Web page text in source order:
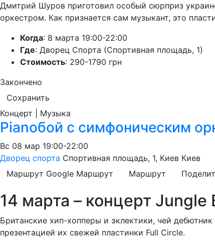
Дмитрий Шуров приготовил особый сюрприз
оркестром. Как признается сам музыкант, это
Когда: 8 марта 19:00-22:00
Где: Дворец Спорта (Спортивная площадь, 1)
Стоимость: 290-1790 грн
Закончено
Сохранить
Концерт | Музыка
Pianoбой с симфоническим
Вс 08 мар 19:00-22:00
Дворец спорта Спортивная площадь, 1, Киев Киев
Маршрут Google Маршрут Маршрут
14 марта – концерт Jungle
Британские хип-хопперы и эклектики, чей
презентацией их свежей пластинки Full Circle.